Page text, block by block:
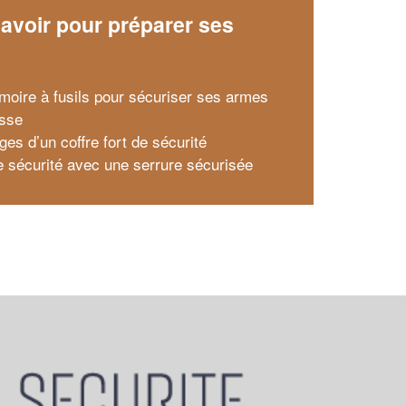
pour préparer ses
à fusils pour sécuriser ses armes
d’un coffre fort de sécurité
sécurité avec une serrure sécurisée